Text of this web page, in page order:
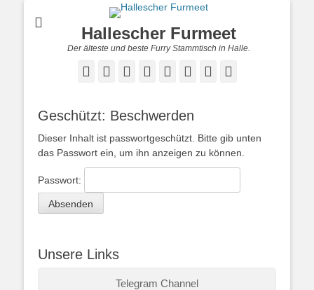
Hallescher Furmeet
Der älteste und beste Furry Stammtisch in Halle.
Facebook
Twitter Feed YouTubeInstagram
Reddit
Geschützt: Beschwerden
Dieser Inhalt ist passwortgeschützt. Bitte gib unten
das Passwort ein, um ihn anzeigen zu können.
Passwort:
Unsere Links
Telegram Channel